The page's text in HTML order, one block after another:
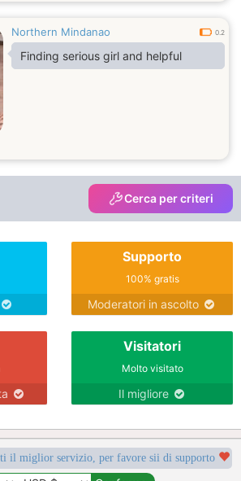
Northern Mindanao 0.2
Finding serious girl and helpful
Cerca per criteri
Supporto
100% gratis
Moderatori in ascolto
Visitatori
Molto visitato
Il migliore
il miglior servizio, per favore sii di supporto